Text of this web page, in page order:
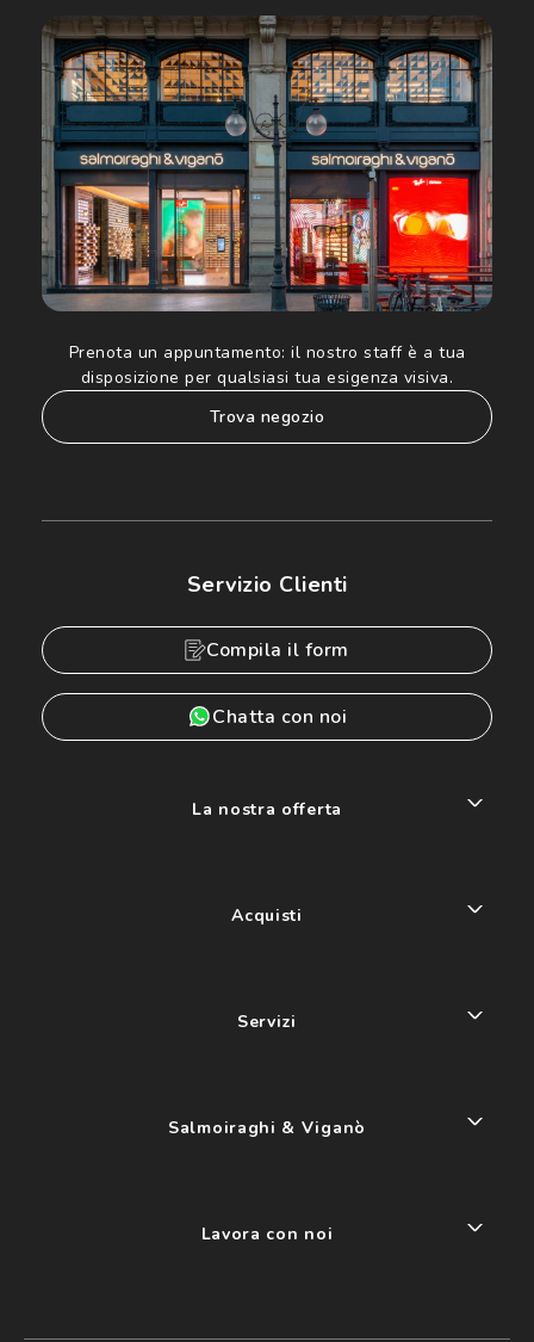
Cliccando su "Iscriviti", confermo di avere più di 16 anni e
acconsento all'utilizzo dei miei Dati Personali da parte di
Luxottica Group S.p.A. per l'invio di offerte speciali, novità
ed altre comunicazioni di carattere pubblicitario (consultare
Informativa sulla privacyper ulteriori informazioni).
Prenota un appuntamento: il nostro staff è a tua
disposizione per qualsiasi tua esigenza visiva.
trova negozio
Servizio Clienti
Compila il form
Chatta con noi
La nostra offerta
Acquisti
Servizi
Salmoiraghi & Viganò
Lavora con noi